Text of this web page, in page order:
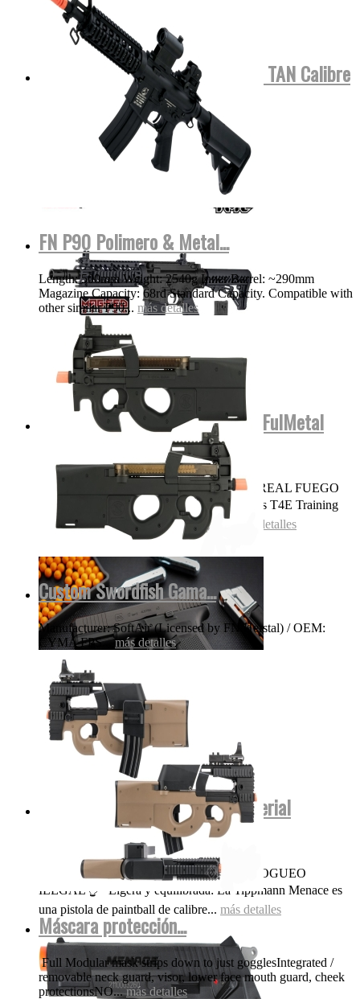
Tippmann TMC COLOR NEGRA o TAN Calibre
MOSTRAR VIDEO más detalles
Glock17 Gen5 Cerficacion Glock FulMetal
OJO NADA DE POLVORA SONIDO REAL FUEGO
FOGUEO ILEGAL👌 Las replicas pistolas T4E Training
for Engagement te permiten entrenar...
más detalles
Menace Tippmann co2 .50 (Material
polímero No...
OJO NADA DE POLVORA FUEGO FOGUEO
ILEGAL👌 Ligera y equilibrada: La Tippmann Menace es
una pistola de paintball de calibre... más detalles
FN P90 Polimero & Metal...
Length: 500mm Weight: 2540g Inner Barrel: ~290mm
Magazine Capacity: 68rd Standard Capacity. Compatible with
other similar P90... más detalles
Custom Swordfish Gama...
Manufacturer: SoftAir (Licensed by FN Herstal) / OEM:
CYMA FPS...más detalles
Máscara protección...
Full Modular mask strips down to just gogglesIntegrated /
removable neck guard, visor, lower face mouth guard, cheek
protectionsNO...más detalles